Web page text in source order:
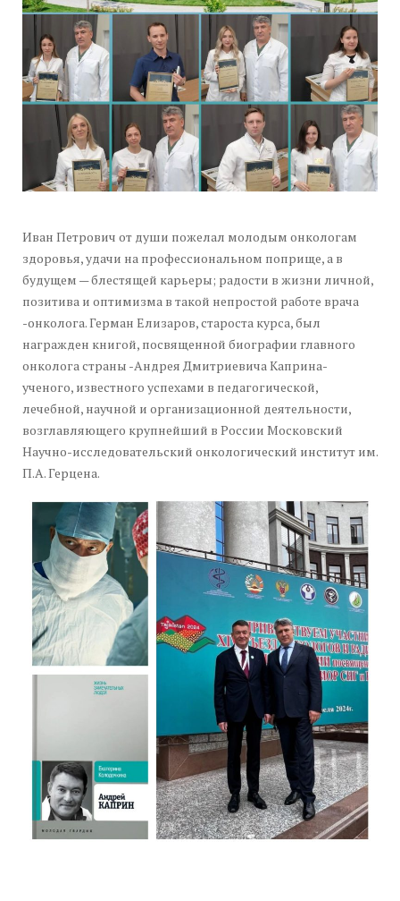
Иван Петрович от души пожелал молодым онкологам
здоровья, удачи на профессиональном поприще, а в
будущем — блестящей карьеры; радости в жизни личной,
позитива и оптимизма в такой непростой работе врача
-онколога. Герман Елизаров, староста курса, был
награжден книгой, посвященной биографии главного
онколога страны -Андрея Дмитриевича Каприна-
ученого, известного успехами в педагогической,
лечебной, научной и организационной деятельности,
возглавляющего крупнейший в России Московский
Научно-исследовательский онкологический институт им.
П.А. Герцена.